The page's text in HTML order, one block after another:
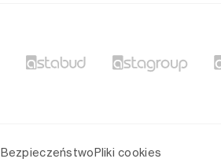
BezpieczeństwoPliki cookies